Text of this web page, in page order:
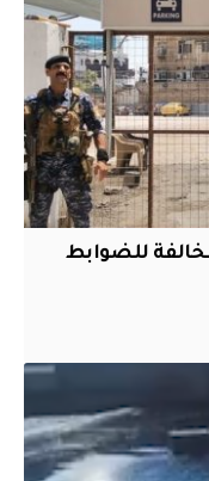
ومخالفة للضوابط